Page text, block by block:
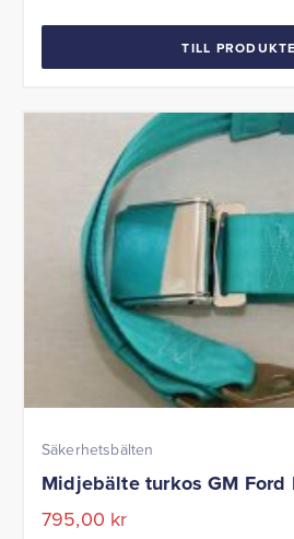
TILL
Säkerhetsbälten
Midjebälte turkos GM Ford
795,00 kr